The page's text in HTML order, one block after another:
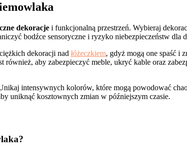
dekoracje i funkcjonalną przestrzeń. Wybieraj
bodźce sensoryczne i ryzyko niebezpieczeństw dla
dekoracji nad łóżeczkiem, gdyż mogą one spaść i
aby zabezpieczyć meble, ukryć kable oraz
intensywnych kolorów, które mogą powodować
uniknąć kosztownych zmian w późniejszym czasie.